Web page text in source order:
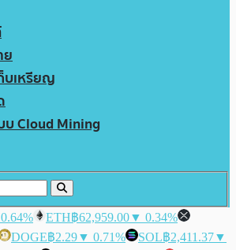
ย
บเหรียญ
บ Cloud Mining
ETH฿62,959.00▼ 0.34%
DOGE฿2.29▼ 0.71% SOL฿2,411.37▼